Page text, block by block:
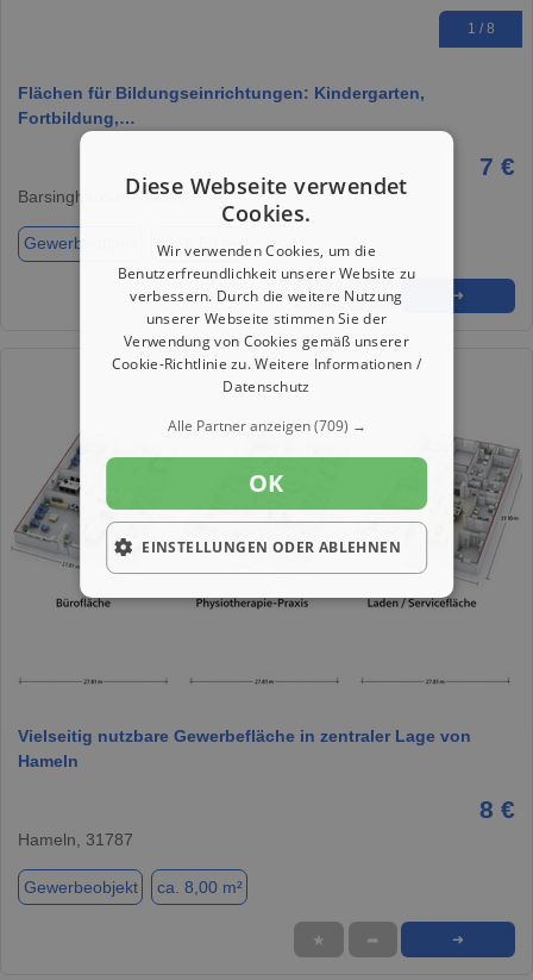
1 / 8
Flächen für Bildungseinrichtungen: Kindergarten,
Fortbildung,…
7 €
Barsinghausen, 30890
Gewerbeobjekt ca. 6,50 m²
★ ➦ ➜
Vielseitig nutzbare Gewerbefläche in zentraler Lage von
Hameln
8 €
Hameln, 31787
Gewerbeobjekt ca. 8,00 m²
★ ➦ ➜
Diese Webseite verwendet
Cookies.
Wir verwenden Cookies, um die
Benutzerfreundlichkeit unserer Website zu
verbessern. Durch die weitere Nutzung
unserer Webseite stimmen Sie der
Verwendung von Cookies gemäß unserer
Cookie-Richtlinie zu.Weitere Informationen /
Datenschutz
Alle Partner anzeigen(709) →
OK
EINSTELLUNGEN ODER ABLEHNEN